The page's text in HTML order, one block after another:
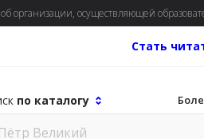
организации, осуществляющей
Стать
по каталогу